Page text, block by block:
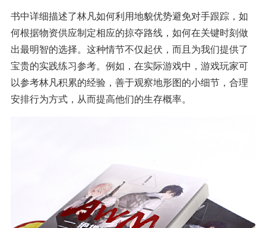
书中详细描述了林凡如何利用地貌优势避免对手跟踪，如
何根据物资供应制定相应的掠夺路线，如何在关键时刻做
出最明智的选择。这种情节不仅起伏，而且为我们提供了
宝贵的实践练习参考。例如，在实际游戏中，游戏玩家可
以参考林凡积累的经验，善于观察地形图的小细节，合理
安排行为方式，从而提高他们的生存概率。